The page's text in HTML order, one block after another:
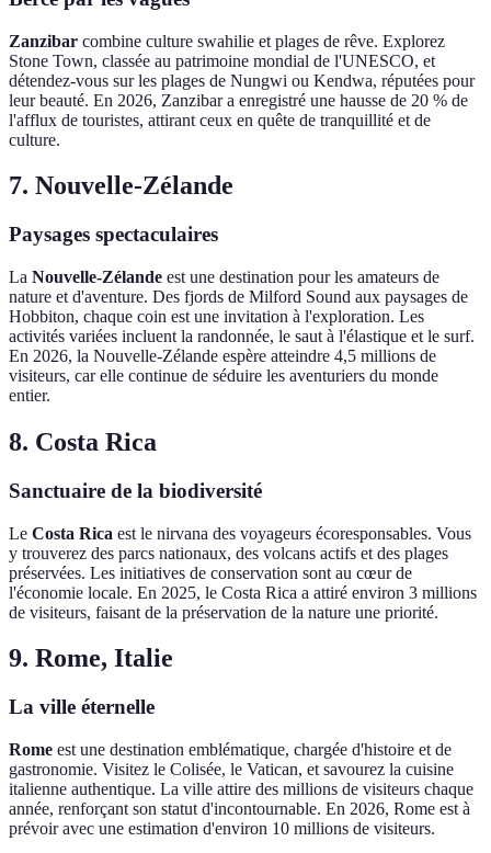
Zanzibar combine culture swahilie et plages de rêve. Explorez
Stone Town, classée au patrimoine mondial de l'UNESCO, et
détendez-vous sur les plages de Nungwi ou Kendwa, réputées pour
leur beauté. En 2026, Zanzibar a enregistré une hausse de 20 % de
l'afflux de touristes, attirant ceux en quête de tranquillité et de
culture.
7. Nouvelle-Zélande
Paysages spectaculaires
La Nouvelle-Zélande est une destination pour les amateurs de
nature et d'aventure. Des fjords de Milford Sound aux paysages de
Hobbiton, chaque coin est une invitation à l'exploration. Les
activités variées incluent la randonnée, le saut à l'élastique et le surf.
En 2026, la Nouvelle-Zélande espère atteindre 4,5 millions de
visiteurs, car elle continue de séduire les aventuriers du monde
entier.
8. Costa Rica
Sanctuaire de la biodiversité
Le Costa Rica est le nirvana des voyageurs écoresponsables. Vous
y trouverez des parcs nationaux, des volcans actifs et des plages
préservées. Les initiatives de conservation sont au cœur de
l'économie locale. En 2025, le Costa Rica a attiré environ 3 millions
de visiteurs, faisant de la préservation de la nature une priorité.
9. Rome, Italie
La ville éternelle
Rome est une destination emblématique, chargée d'histoire et de
gastronomie. Visitez le Colisée, le Vatican, et savourez la cuisine
italienne authentique. La ville attire des millions de visiteurs chaque
année, renforçant son statut d'incontournable. En 2026, Rome est à
prévoir avec une estimation d'environ 10 millions de visiteurs.